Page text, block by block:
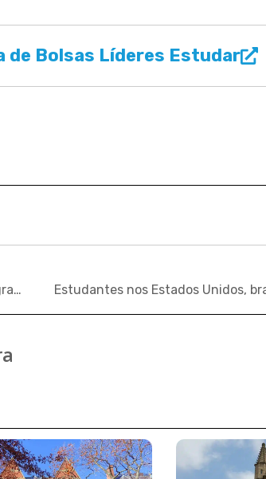
de Bolsas Líderes Estudar
Como encontrar a universidade ideal para você, na graduação e na pós